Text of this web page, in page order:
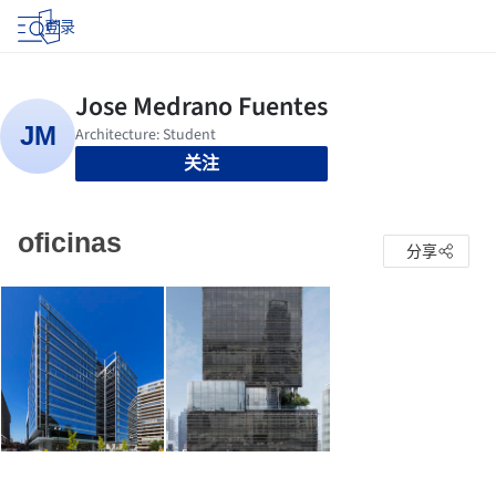
登录
关注
oficinas 分享